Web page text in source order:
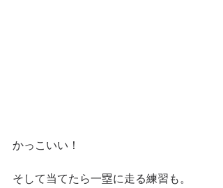
かっこいい！
そして当てたら一塁に走る練習も。